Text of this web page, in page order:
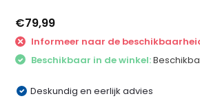
€79,99
Informeer naar de
Beschikbaar in de winkel:
Deskundig en eerlijk advies